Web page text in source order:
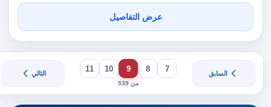
عرض التفاصيل
السابق 7
8
9
10
11
من 539
التالي